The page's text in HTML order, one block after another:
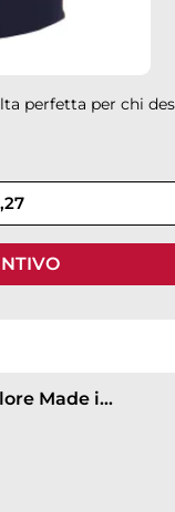
perfetta per chi
Aosta Boy Polo Bambino Cotone Piqué Tricolore Made in Italy